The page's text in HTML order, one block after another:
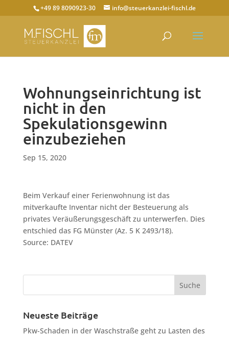
+49 89 8090923-30 info@steuerkanzlei-fischl.de
Wohnungseinrichtung ist
nicht in den
Spekulationsgewinn
einzubeziehen
Sep 15, 2020
Beim Verkauf einer Ferienwohnung ist das
mitverkaufte Inventar nicht der Besteuerung als
privates Veräußerungsgeschäft zu unterwerfen. Dies
entschied das FG Münster (Az. 5 K 2493/18).
Source: DATEV
Neueste Beiträge
Pkw-Schaden in der Waschstraße geht zu Lasten des